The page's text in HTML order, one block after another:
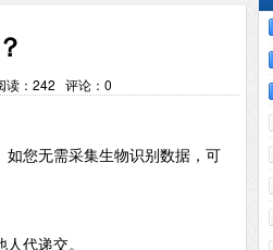
： 242 评论： 0
您无需采集生物识别数据，可
代递交。